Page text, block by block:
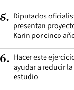
5. Diputados
presentan
Karin por cinco
6. Hacer este
ayudar a reducir
estudio